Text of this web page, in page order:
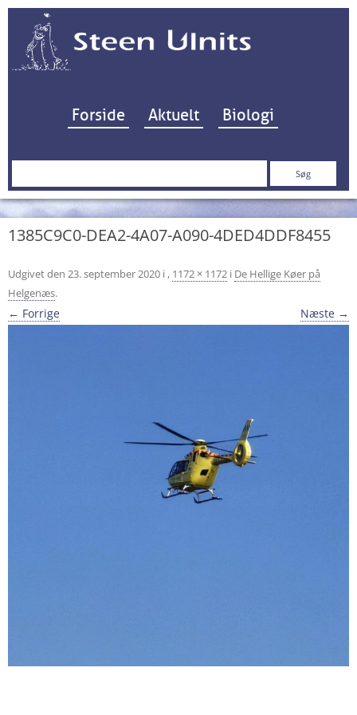
Hop til indhold
Forside Aktuelt Biologi
Søg
1385C9C0-DEA2-4A07-A090-4DED4DDF8455
Udgivet den 23. september 2020 i , 1172 × 1172 i De Hellige Køer på
Helgenæs.
← Forrige Næste →